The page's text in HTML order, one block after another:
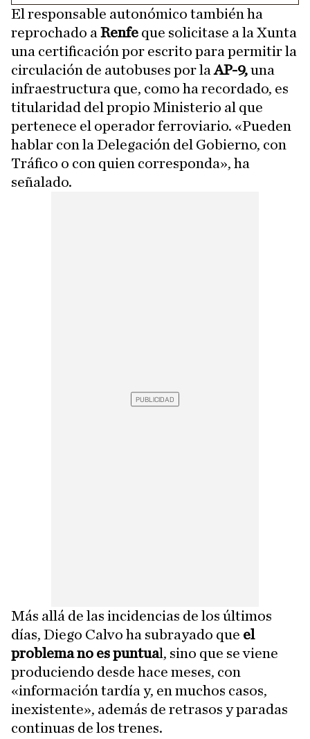
El responsable autonómico también ha
reprochado a Renfe que solicitase a la Xunta
una certificación por escrito para permitir la
circulación de autobuses por laAP-9,una
infraestructura que, como ha recordado, es
titularidad del propio Ministerio al que
pertenece el operador ferroviario. «Pueden
hablar con la Delegación del Gobierno, con
Tráfico o con quien corresponda», ha
señalado.
Más allá de las incidencias de los últimos
días, Diego Calvo ha subrayado que el
problema no es puntual, sino que se viene
produciendo desde hace meses, con
«información tardía y, en muchos casos,
inexistente», además de retrasos y paradas
continuas de los trenes.